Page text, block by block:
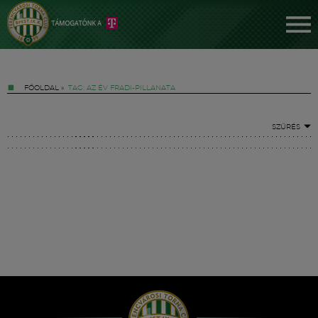
FŐOLDAL » TAG: AZ ÉV FRADI-PILLANATA
SZŰRÉS
Hírek